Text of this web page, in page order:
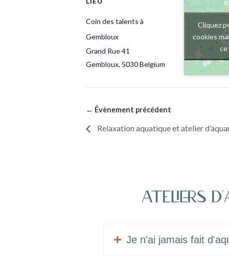
Coin des talents à
Gembloux
Grand Rue 41
Gembloux, 5030Belgium
Cliquez
cookies
Relaxation aquatique et atelier
ateliers
 Je n'ai jamais fait